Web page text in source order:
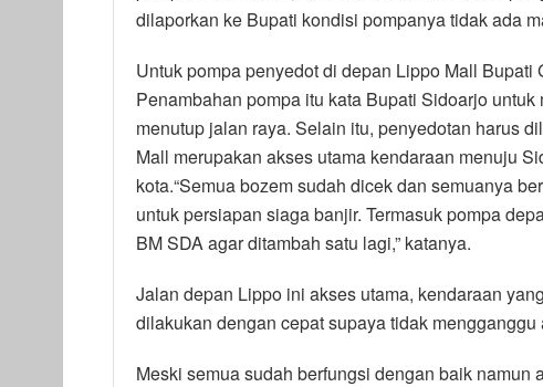
dilaporkan ke Bupati kondisi pompanya tidak ada
Untuk pompa penyedot di depan Lippo Mall Bupati
Penambahan pompa itu kata Bupati Sidoarjo
menutup jalan raya. Selain itu, penyedotan harus
Mall merupakan akses utama kendaraan menuju
kota.“Semua bozem sudah dicek dan semuanya
untuk persiapan siaga banjir. Termasuk pompa
BM SDA agar ditambah satu lagi,” katanya.
Jalan depan Lippo ini akses utama, kendaraan
dilakukan dengan cepat supaya tidak
Meski semua sudah berfungsi dengan baik namun